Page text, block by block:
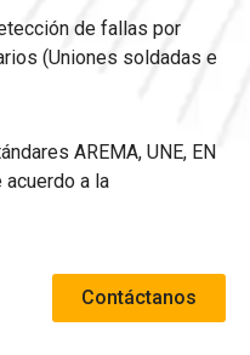
de fallas por
(Uniones soldadas e
AREMA, UNE, EN
a la
Contáctanos